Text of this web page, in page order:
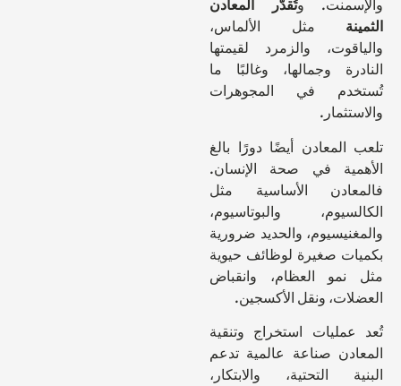
وتُقدّر المعادن
مثل الألماس،
والزمرد لقيمتها
وجمالها، وغالبًا ما
في المجوهرات
أيضًا دورًا بالغ
في صحة الإنسان.
الأساسية مثل
والبوتاسيوم،
والحديد ضرورية
صغيرة لوظائف حيوية
العظام، وانقباض
ونقل الأكسجين.
استخراج وتنقية
صناعة عالمية تدعم
التحتية، والابتكار،